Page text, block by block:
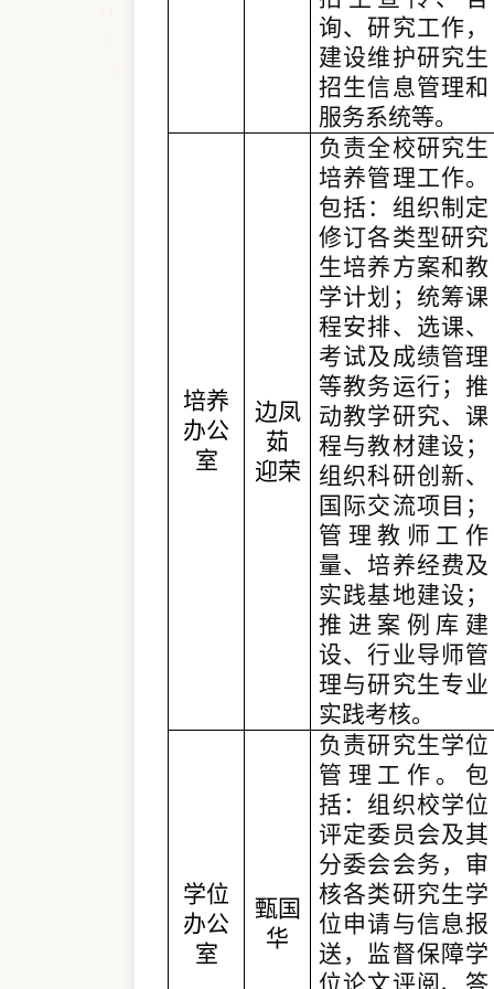
询、研究工作，
建设维护研究生
招生信息管理和
服务系统等。
培养
办公
室
边凤
茹
迎荣
负责全校研究生
培养管理工作。
包括： 组织制定
修订各类型研究
生培养方案和教
学计划；统筹课
程安排、选课、
考试及成绩管理
等教务运行；推
动教学研究、课
程与教材建设；
组织科研创新、
国际交流项目；
管理教师工作
量、培养经费及
实践基地建设；
推进案例库建
设、行业导师管
理与研究生专业
实践考核。
学位
办公
室
甄国
华
负责研究生学位
管理工作。包
括：组织校学位
评定委员会及其
分委会会务 ， 审
核各类研究生学
位申请与信息报
送， 监督保障学
位论文评阅、答